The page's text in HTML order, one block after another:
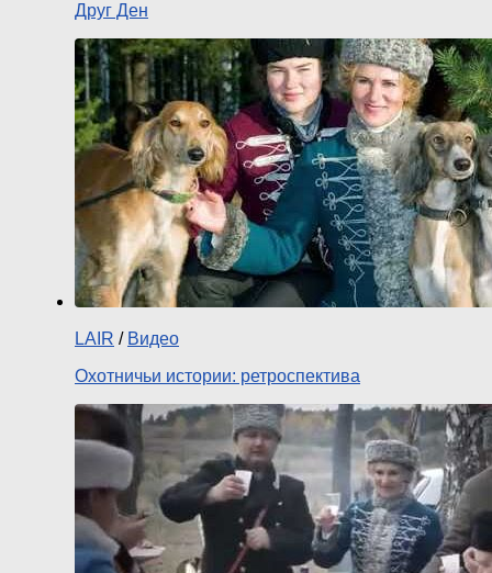
Друг Ден
LAIR / Видео
Охотничьи истории: ретроспектива